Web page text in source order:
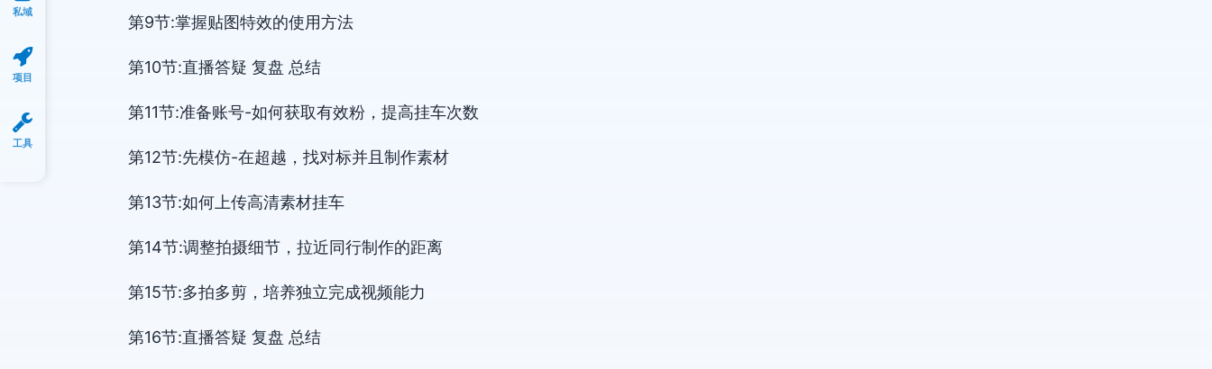
第9节:掌握贴图特效的使用方法
第10节:直播答疑 复盘 总结
第11节:准备账号-如何获取有效粉，提高挂车次数
第12节:先模仿-在超越，找对标并且制作素材
第13节:如何上传高清素材挂车
第14节:调整拍摄细节，拉近同行制作的距离
第15节:多拍多剪，培养独立完成视频能力
第16节:直播答疑 复盘 总结
私域
项目
工具